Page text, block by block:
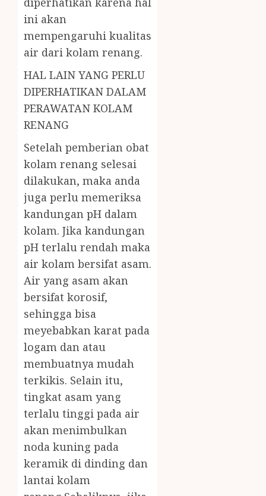
ini akan
mempengaruhi kualitas
air dari kolam renang.
HAL LAIN YANG PERLU
DIPERHATIKAN DALAM
PERAWATAN KOLAM
RENANG
Setelah pemberian obat
kolam renang selesai
dilakukan, maka anda
juga perlu memeriksa
kandungan pH dalam
kolam. Jika kandungan
pH terlalu rendah maka
air kolam bersifat asam.
Air yang asam akan
bersifat korosif,
sehingga bisa
meyebabkan karat pada
logam dan atau
membuatnya mudah
terkikis. Selain itu,
tingkat asam yang
terlalu tinggi pada air
akan menimbulkan
noda kuning pada
keramik di dinding dan
lantai kolam